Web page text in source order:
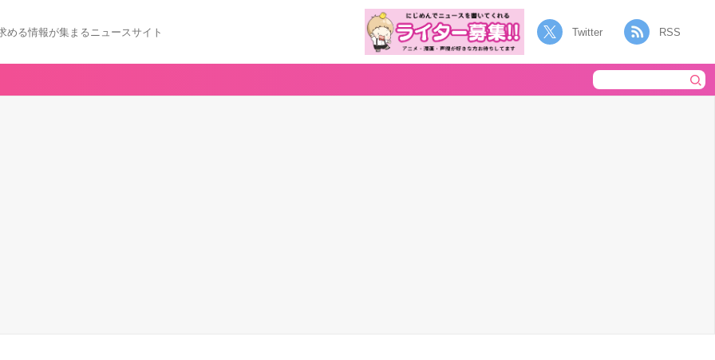
める情報が集まるニュースサイト Twitter RSS